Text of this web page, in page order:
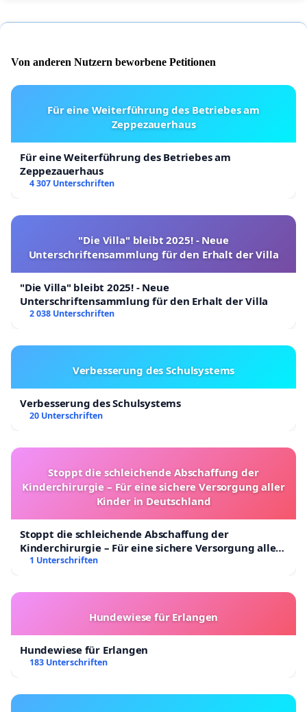
Von anderen Nutzern beworbene Petitionen
Für eine Weiterführung des Betriebes am
Zeppezauerhaus
Für eine Weiterführung des Betriebes am
Zeppezauerhaus
4 307 Unterschriften
"Die Villa" bleibt 2025! - Neue
Unterschriftensammlung für den Erhalt der Villa
"Die Villa" bleibt 2025! - Neue
Unterschriftensammlung für den Erhalt der Villa
2 038 Unterschriften
Verbesserung des Schulsystems
Verbesserung des Schulsystems
20 Unterschriften
Stoppt die schleichende Abschaffung der
Kinderchirurgie – Für eine sichere Versorgung aller
Kinder in Deutschland
Stoppt die schleichende Abschaffung der
Kinderchirurgie – Für eine sichere Versorgung aller
Kinder in Deutschland
1 Unterschriften
Hundewiese für Erlangen
Hundewiese für Erlangen
183 Unterschriften